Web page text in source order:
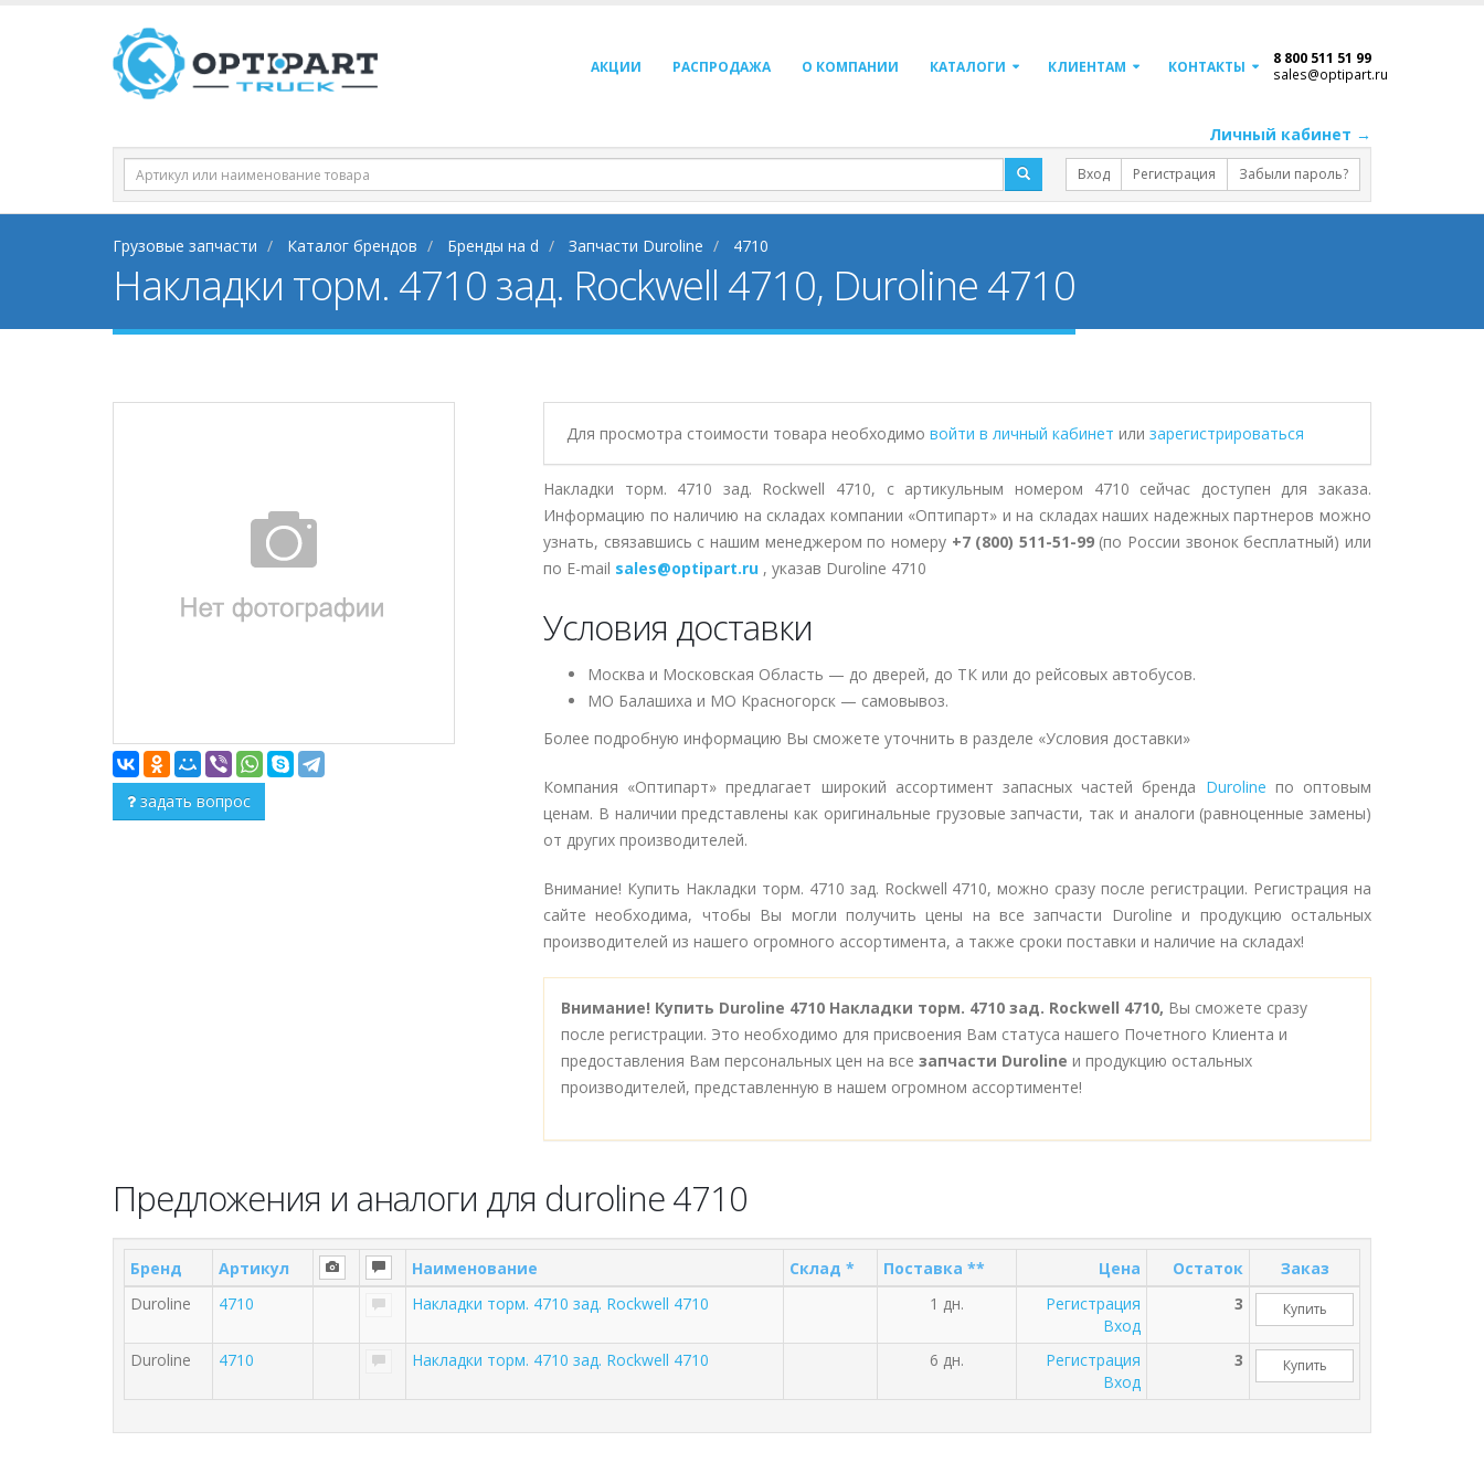
АКЦИИ РАСПРОДАЖА О КОМПАНИИ КАТАЛОГИ КЛИЕНТАМ КОНТАКТЫ 8 800 511 51 99
sales@optipart.ru
Личный кабинет →
Вход Регистрация Забыли пароль?
Грузовые запчасти Каталог брендов Бренды на d Запчасти Duroline 4710
Накладки торм. 4710 зад. Rockwell 4710, Duroline 4710
задать вопрос
Для просмотра стоимости товара необходимо войти в личный кабинет или зарегистрироваться
Накладки торм. 4710 зад. Rockwell 4710, с артикульным номером 4710 сейчас доступен для заказа.
Информацию по наличию на складах компании «Оптипарт» и на складах наших надежных партнеров можно
узнать, связавшись с нашим менеджером по номеру +7 (800) 511-51-99(по России звонок бесплатный) или
по E-mail sales@optipart.ru , указав Duroline 4710
Условия доставки
Москва и Московская Область — до дверей, до ТК или до рейсовых автобусов.
МО Балашиха и МО Красногорск — самовывоз.
Более подробную информацию Вы сможете уточнить в разделе «Условия доставки»
Компания «Оптипарт» предлагает широкий ассортимент запасных частей бренда Duroline по оптовым
ценам. В наличии представлены как оригинальные грузовые запчасти, так и аналоги (равноценные замены)
от других производителей.
Внимание! Купить Накладки торм. 4710 зад. Rockwell 4710, можно сразу после регистрации. Регистрация на
сайте необходима, чтобы Вы могли получить цены на все запчасти Duroline и продукцию остальных
производителей из нашего огромного ассортимента, а также сроки поставки и наличие на складах!
Внимание! Купить Duroline 4710 Накладки торм. 4710 зад. Rockwell 4710, Вы сможете сразу
после регистрации. Это необходимо для присвоения Вам статуса нашего Почетного Клиента и
предоставления Вам персональных цен на все запчасти Duroline и продукцию остальных
производителей, представленную в нашем огромном ассортименте!
Предложения и аналоги для duroline 4710
Бренд Артикул Наименование Склад * Поставка ** Цена Остаток
Заказ
Duroline
4710 Накладки торм. 4710 зад. Rockwell 4710 1 дн.
Регистрация
Вход
3 Купить
Duroline 4710 Накладки торм. 4710 зад. Rockwell 4710 6 дн.
Регистрация
Вход
3 Купить